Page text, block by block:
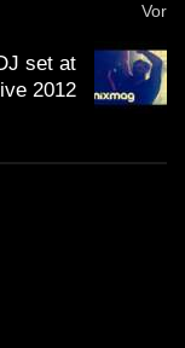
Vor
set at
2012